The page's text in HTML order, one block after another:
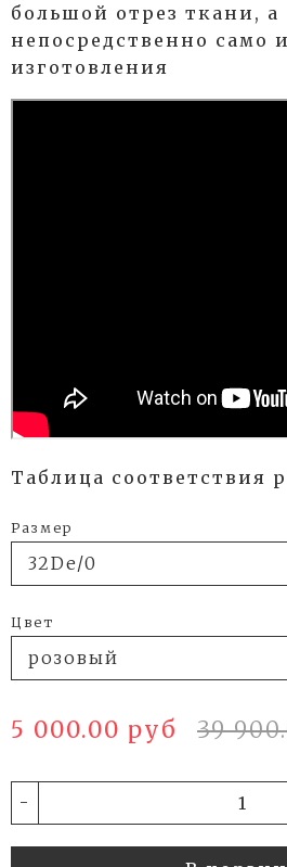
большой отрез ткани, а
непосредственно само
изготовления
Таблица соответствия
Размер
Цвет
5 000.00 руб 39
-